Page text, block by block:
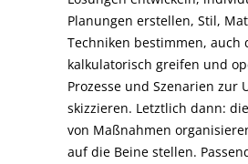
Planungen erstellen, Stil,
Techniken bestimmen, auch
kalkulatorisch greifen und
Prozesse und Szenarien zur
skizzieren. Letztlich dann:
von Maßnahmen
auf die Beine stellen.